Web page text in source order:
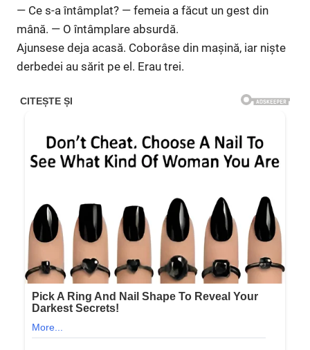
— Ce s-a întâmplat? — femeia a făcut un gest din
mână. — O întâmplare absurdă.
Ajunsese deja acasă. Coborâse din mașină, iar niște
derbedei au sărit pe el. Erau trei.